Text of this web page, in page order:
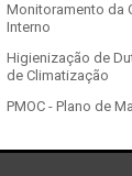
Monitoramento da
Interno
Higienização de
de Climatização
PMOC - Plano de